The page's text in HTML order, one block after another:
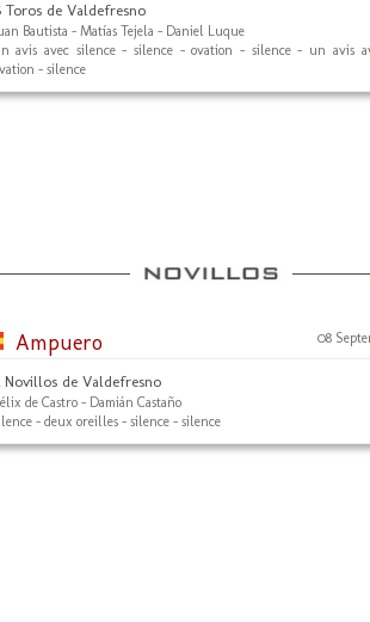
Toros de Valdefresno
Bautista - Matías Tejela - Daniel Luque
avis avec silence - silence - ovation - silence - un avis
- silence
Ampuero 08
Novillos de Valdefresno
de Castro - Damián Castaño
- deux oreilles - silence - silence